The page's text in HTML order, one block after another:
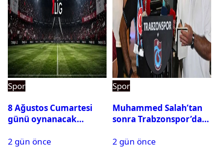
Spor
8 Ağustos Cumartesi
günü oynanacak
2 gün önce
Spor
Muhammed Salah’tan
sonra Trabzonspor’dan
2 gün önce